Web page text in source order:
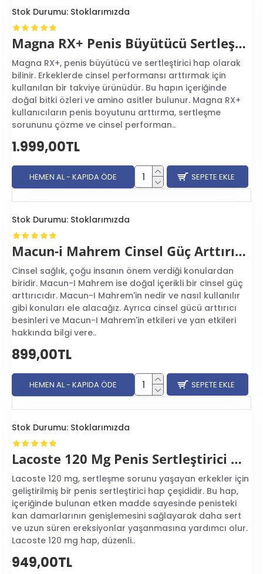
Stok Durumu: Stoklarımızda
Magna RX+ Penis Büyütücü Sertleştirici Hap
Magna RX+, penis büyütücü ve sertleştirici hap olarak
bilinir. Erkeklerde cinsel performansı arttırmak için
kullanılan bir takviye ürünüdür. Bu hapın içeriğinde
doğal bitki özleri ve amino asitler bulunur. Magna RX+
kullanıcıların penis boyutunu arttırma, sertleşme
sorununu çözme ve cinsel performan..
1.999,00TL
HEMEN AL - KAPIDA ÖDE SEPETE EKLE
Stok Durumu: Stoklarımızda
Macun-i Mahrem Cinsel Güç Arttırıcı Macun
Cinsel sağlık, çoğu insanın önem verdiği konulardan
biridir. Macun-I Mahrem ise doğal içerikli bir cinsel güç
arttırıcıdır. Macun-I Mahrem'in nedir ve nasıl kullanılır
gibi konuları ele alacağız. Ayrıca cinsel gücü arttırıcı
besinleri ve Macun-I Mahrem'in etkileri ve yan etkileri
hakkında bilgi vere..
899,00TL
HEMEN AL - KAPIDA ÖDE SEPETE EKLE
Stok Durumu: Stoklarımızda
Lacoste 120 Mg Penis Sertleştirici Hap
Lacoste 120 mg, sertleşme sorunu yaşayan erkekler için
geliştirilmiş bir penis sertleştirici hap çeşididir. Bu hap,
içeriğinde bulunan etken madde sayesinde penisteki
kan damarlarının genişlemesini sağlayarak daha sert
ve uzun süren ereksiyonlar yaşanmasına yardımcı olur.
Lacoste 120 mg hap, düzenli..
949,00TL